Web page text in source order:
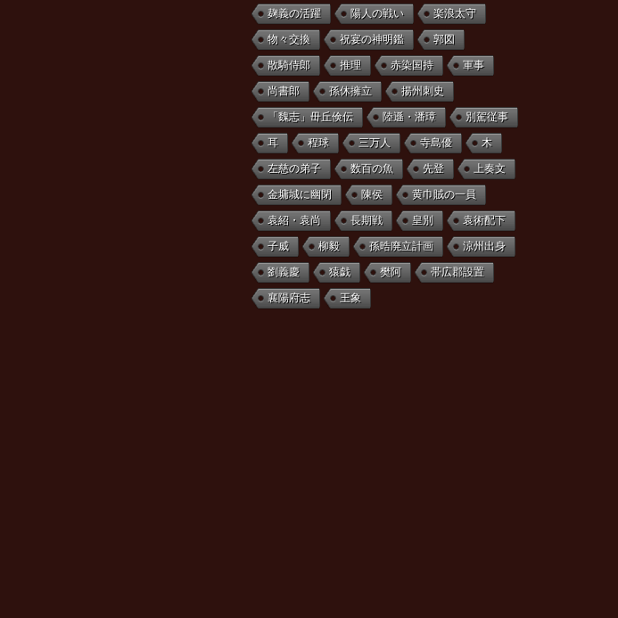
麹義の活躍 陽人の戦い 楽浪太守
物々交換 祝宴の神明鑑 郭図
散騎侍郎 推理 赤染国持 軍事
尚書郎 孫休擁立 揚州刺史
「魏志」毌丘倹伝 陸遜・潘璋 別駕従事
耳 程球 三万人 寺島優 木
左慈の弟子 数百の魚 先登 上奏文
金墉城に幽閉 陳侯 黄巾賊の一員
袁紹・袁尚 長期戦 皇別 袁術配下
子威 柳毅 孫晧廃立計画 涼州出身
劉義慶 猿戯 樊阿 帯広郡設置
襄陽府志 王象